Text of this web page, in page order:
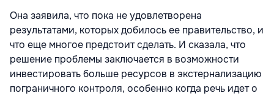
Она заявила, что пока не удовлетворена
результатами, которых добилось ее правительство, и
что еще многое предстоит сделать. И сказала, что
решение проблемы заключается в возможности
инвестировать больше ресурсов в экстернализацию
пограничного контроля, особенно когда речь идет о